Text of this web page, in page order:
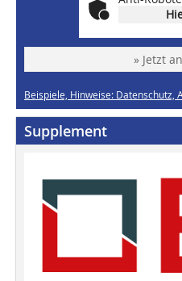
» Jetzt
Beispiele, Hinweise: Datenschutz,
Supplement